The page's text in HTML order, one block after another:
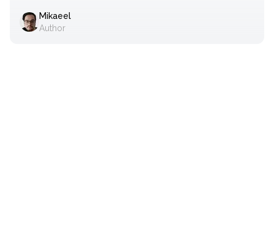
Mikaeel
Author